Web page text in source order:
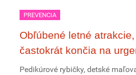
PREVENCIA
Obľúbené letné
častokrát končia na
Pedikúrové rybičky, detské